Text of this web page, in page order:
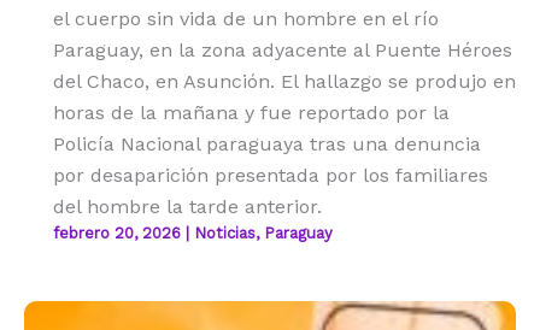
el cuerpo sin vida de un hombre en el río
Paraguay, en la zona adyacente al Puente Héroes
del Chaco, en Asunción. El hallazgo se produjo en
horas de la mañana y fue reportado por la
Policía Nacional paraguaya tras una denuncia
por desaparición presentada por los familiares
del hombre la tarde anterior.
febrero 20, 2026 | Noticias, Paraguay